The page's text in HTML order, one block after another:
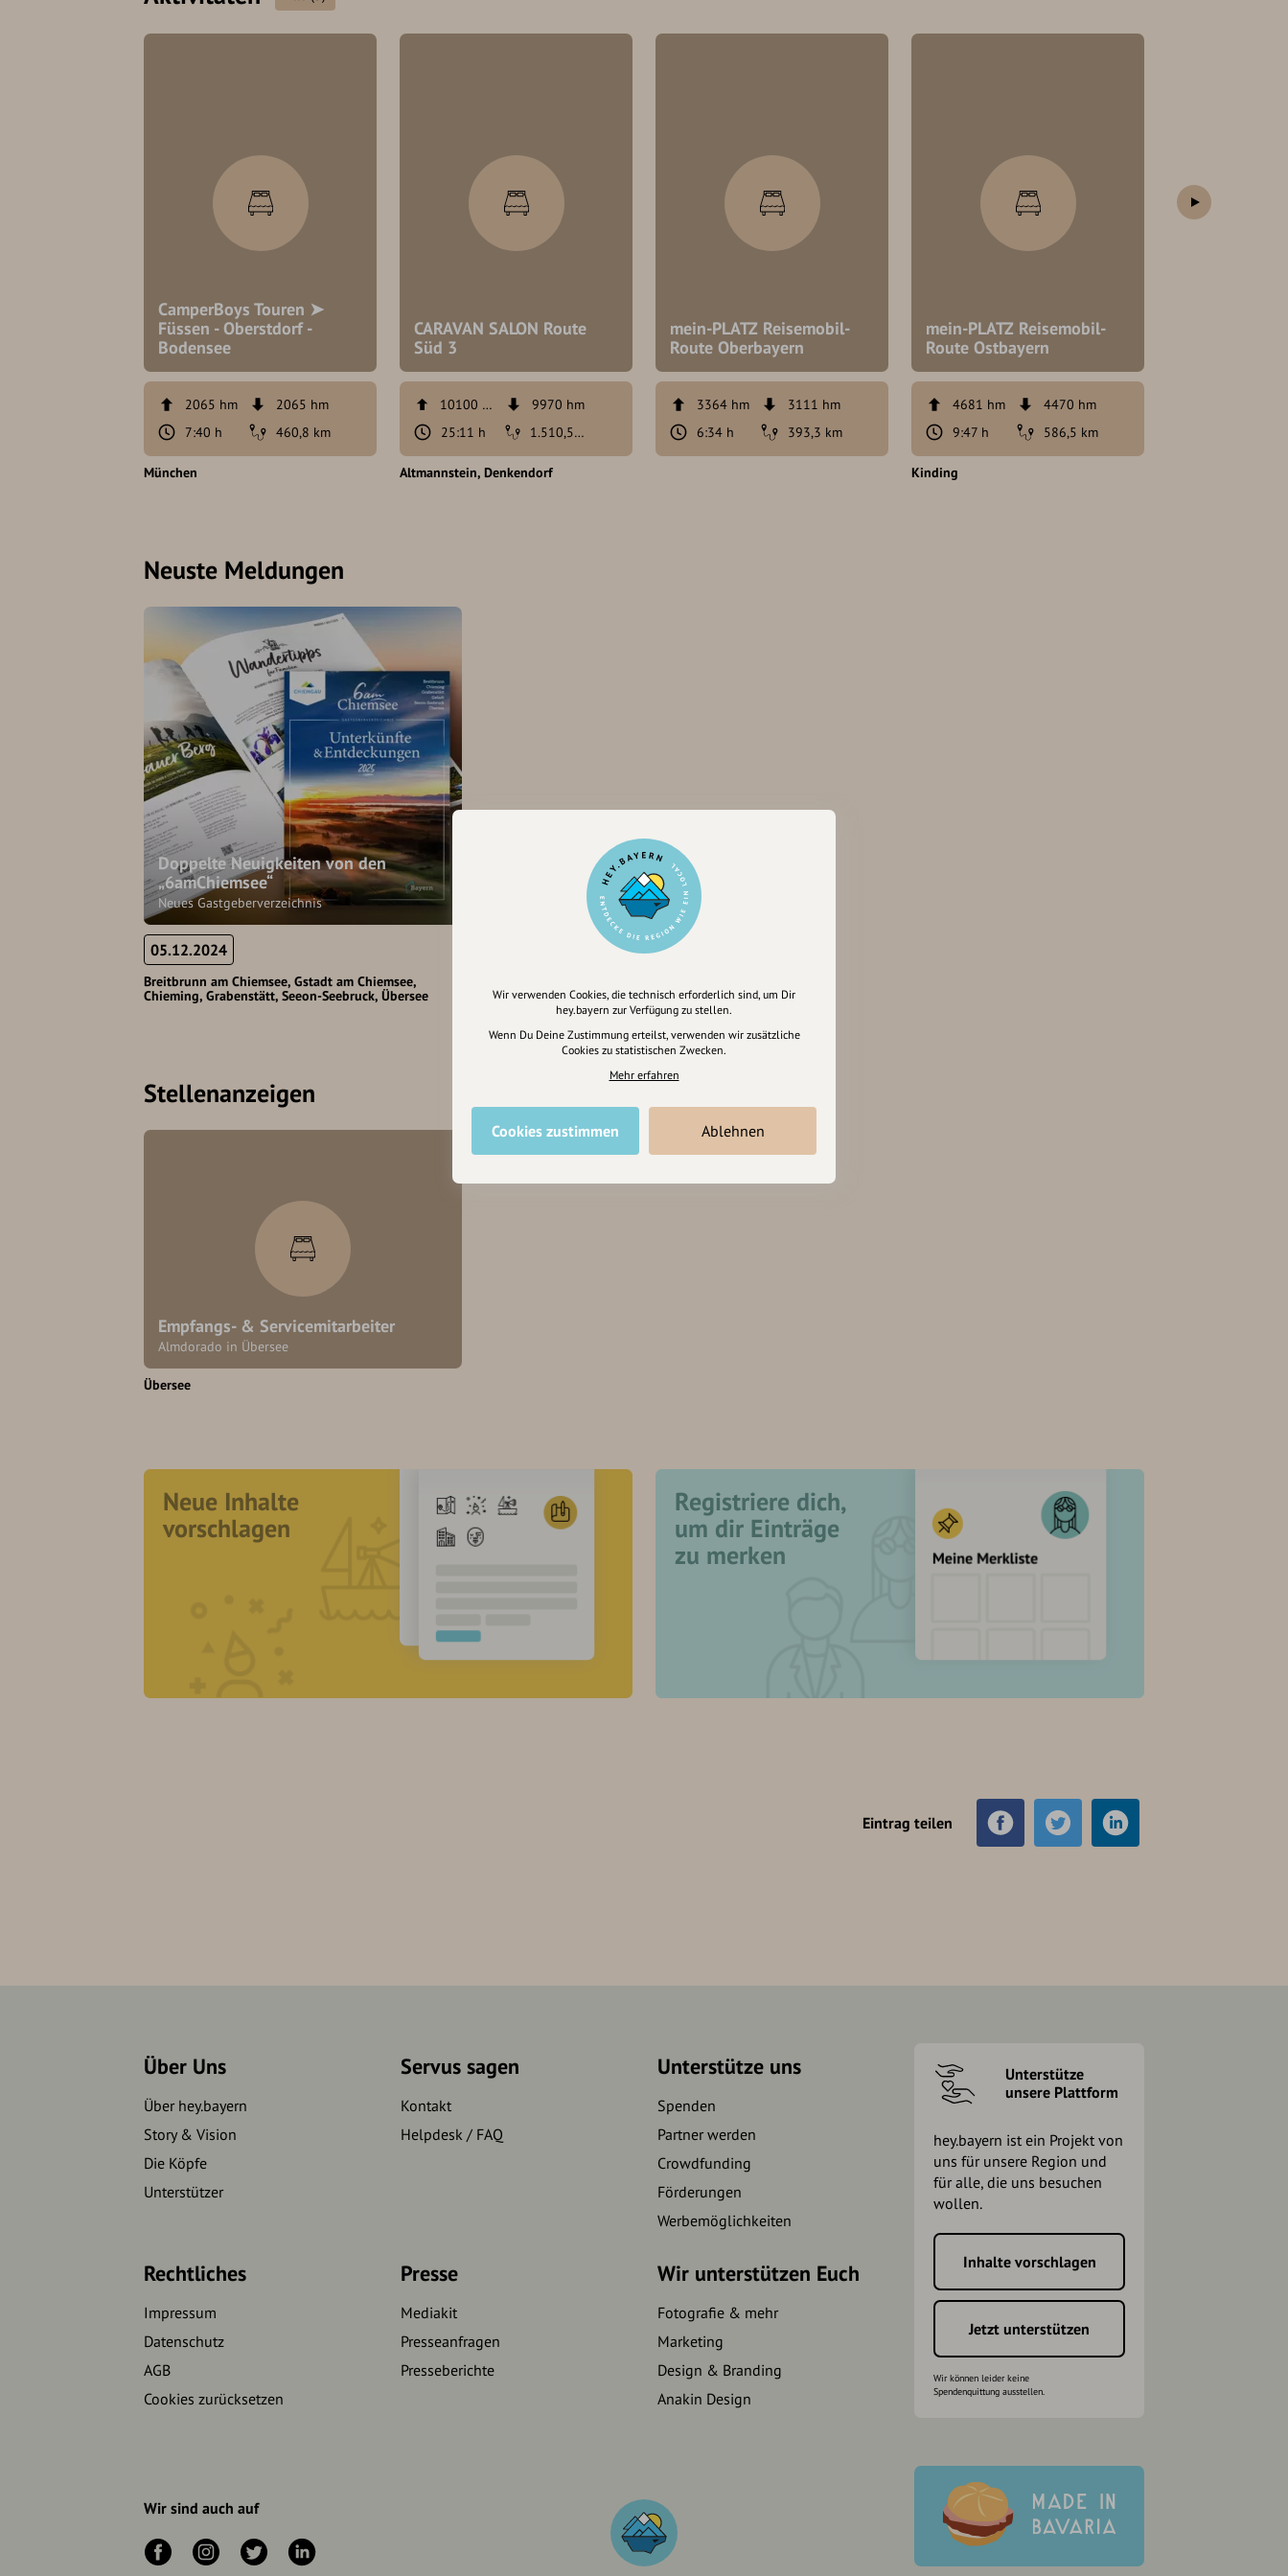
CamperBoys Touren ➤
Füssen - Oberstdorf -
Bodensee
2065 hm
2065 hm
7:40 h
460,8 km
München
CARAVAN SALON Route
Süd 3
10100 hm
9970 hm
25:11 h
1.510,5 km
Altmannstein Denkendorf
mein-PLATZ Reisemobil-
Route Oberbayern
3364 hm
3111 hm
6:34 h
393,3 km
mein-PLATZ Reisemobil-
Route Ostbayern
4681 hm
4470 hm
9:47 h
586,5 km
Kinding
Neuste Meldungen
Doppelte Neuigkeiten von den
„6amChiemsee“
Neues Gastgeberverzeichnis
05.12.2024
Breitbrunn am Chiemsee Gstadt am Chiemsee
Chieming Grabenstätt Seeon-Seebruck Übersee
Stellenanzeigen
Empfangs- & Servicemitarbeiter
Almdorado in Übersee
Übersee
Neue Inhalte
vorschlagen
Registriere dich,
um dir Einträge
zu merken
Eintrag teilen
Über Uns
Über hey.bayern
Story & Vision
Die Köpfe
Unterstützer
Servus sagen
Kontakt
Helpdesk / FAQ
Unterstütze uns
Spenden
Partner werden
Crowdfunding
Förderungen
Werbemöglichkeiten
Rechtliches
Impressum
Datenschutz
AGB
Cookies zurücksetzen
Presse
Mediakit
Presseanfragen
Presseberichte
Wir unterstützen Euch
Fotografie & mehr
Marketing
Design & Branding
Anakin Design
Unterstütze
unsere Plattform
hey.bayern ist ein Projekt von
uns für unsere Region und
für alle, die uns besuchen
wollen.
Inhalte vorschlagen
Jetzt unterstützen
Wir können leider keine
Spendenquittung ausstellen.
Wir sind auch auf
Wir verwenden Cookies, die technisch erforderlich sind, um Dir
hey.bayern zur Verfügung zu stellen.
Wenn Du Deine Zustimmung erteilst, verwenden wir zusätzliche
Cookies zu statistischen Zwecken.
Mehr erfahren
Cookies zustimmen Ablehnen